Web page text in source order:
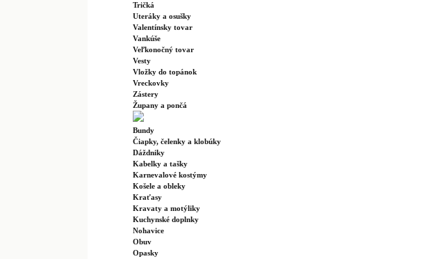
Tričká
Uteráky a osušky
Valentínsky tovar
Vankúše
Veľkonočný tovar
Vesty
Vložky do topánok
Vreckovky
Zástery
Župany a pončá
Bundy
Čiapky, čelenky a klobúky
Dáždniky
Kabelky a tašky
Karnevalové kostýmy
Košele a obleky
Kraťasy
Kravaty a motýliky
Kuchynské doplnky
Nohavice
Obuv
Opasky